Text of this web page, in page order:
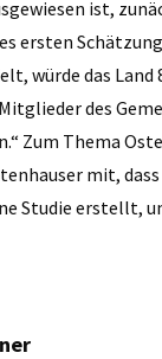
ist,
ersten
würde das
des
Zum Thema
mit,
Studie